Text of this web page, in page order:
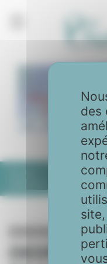
Articles
OEDÈMES
No. 115 - Septembre
OEDÈMES
des